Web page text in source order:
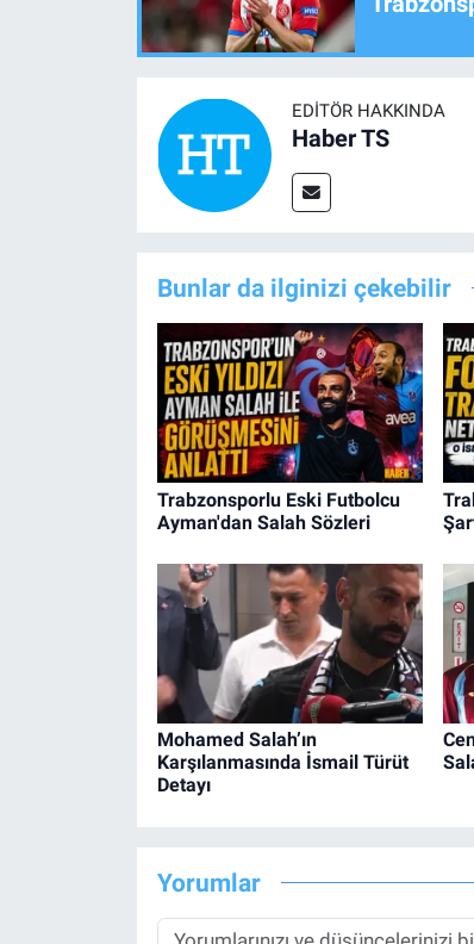
EDITÖR HAKKINDA
Haber TS
Bunlar da ilginizi çekebilir
Trabzonsporlu Eski Futbolcu
Ayman'dan Salah Sözleri
Mohamed Salah’ın
Karşılanmasında İsmail Türüt
Detayı
Yorumlar